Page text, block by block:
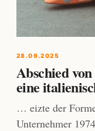
28.09.2025
Abschied
eine
… eizte der
Unternehmer